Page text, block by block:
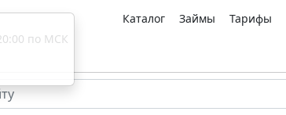
Каталог Займы Тарифы
по МСК